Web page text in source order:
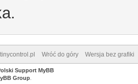
Wróć do góry Wersja bez grafiki
Support MyBB
Group